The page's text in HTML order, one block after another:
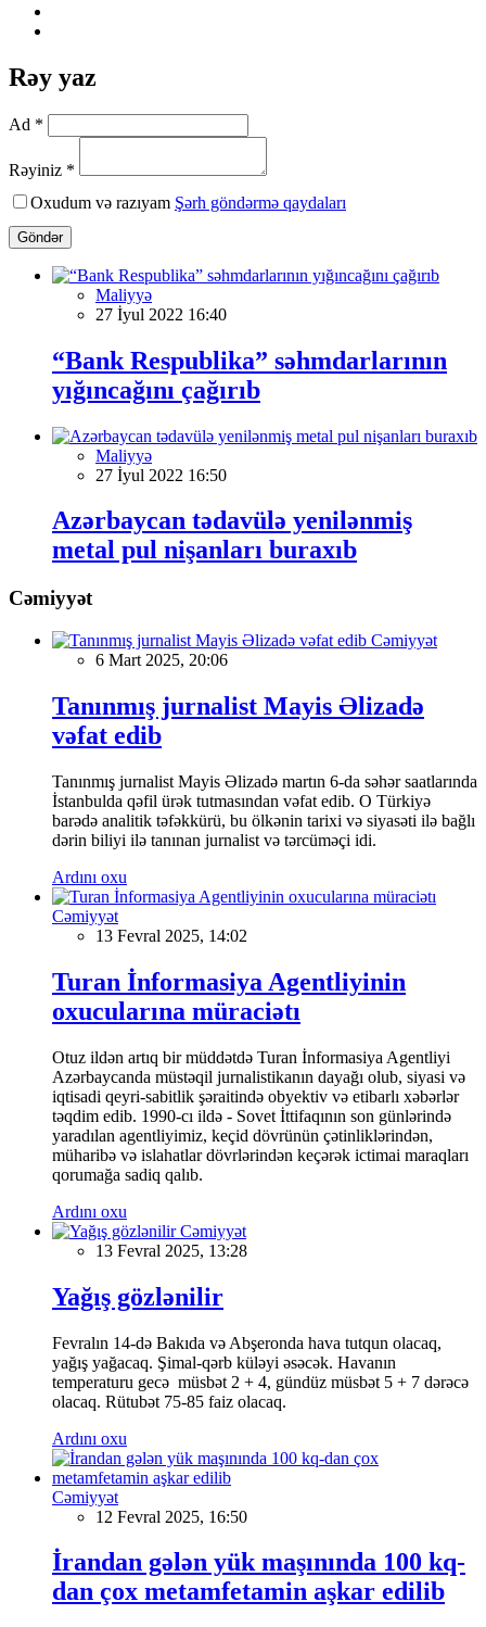
Rəy yaz
Ad *
Rəyiniz *
Oxudum və razıyam Şərh göndərmə qaydaları
Göndər
Maliyyə
27 İyul 2022 16:40
“Bank Respublika” səhmdarlarının
yığıncağını çağırıb
Maliyyə
27 İyul 2022 16:50
Azərbaycan tədavülə yenilənmiş
metal pul nişanları buraxıb
Cəmiyyət
Cəmiyyət
6 Mart 2025, 20:06
Tanınmış jurnalist Mayis Əlizadə
vəfat edib
Tanınmış jurnalist Mayis Əlizadə martın 6-da səhər saatlarında
İstanbulda qəfil ürək tutmasından vəfat edib. O Türkiyə
barədə analitik təfəkkürü, bu ölkənin tarixi və siyasəti ilə bağlı
dərin biliyi ilə tanınan jurnalist və tərcüməçi idi.
Ardını oxu
Cəmiyyət
13 Fevral 2025, 14:02
Turan İnformasiya Agentliyinin
oxucularına müraciətı
Otuz ildən artıq bir müddətdə Turan İnformasiya Agentliyi
Azərbaycanda müstəqil jurnalistikanın dayağı olub, siyasi və
iqtisadi qeyri-sabitlik şəraitində obyektiv və etibarlı xəbərlər
təqdim edib. 1990-cı ildə - Sovet İttifaqının son günlərində
yaradılan agentliyimiz, keçid dövrünün çətinliklərindən,
müharibə və islahatlar dövrlərindən keçərək ictimai maraqları
qorumağa sadiq qalıb.
Ardını oxu
Cəmiyyət
13 Fevral 2025, 13:28
Yağış gözlənilir
Fevralın 14-də Bakıda və Abşeronda hava tutqun olacaq,
yağış yağacaq. Şimal-qərb küləyi əsəcək. Havanın
temperaturu gecə müsbət 2 + 4, gündüz müsbət 5 + 7 dərəcə
olacaq. Rütubət 75-85 faiz olacaq.
Ardını oxu
Cəmiyyət
12 Fevral 2025, 16:50
İrandan gələn yük maşınında 100 kq-
dan çox metamfetamin aşkar edilib